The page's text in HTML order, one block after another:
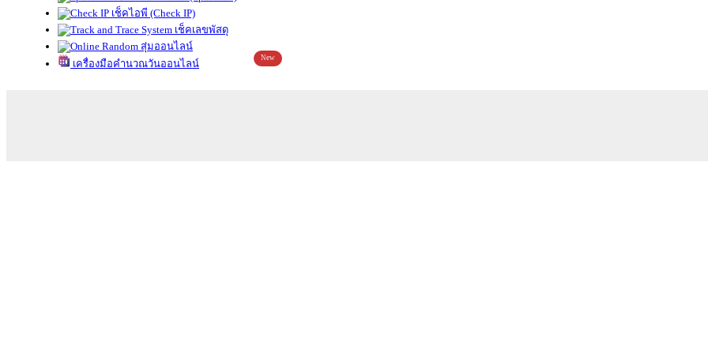
เช็คไอพี (Check IP)
เช็คเลขพัสดุ
สุ่มออนไลน์
เครื่องมือคำนวณวันออนไลน์
New